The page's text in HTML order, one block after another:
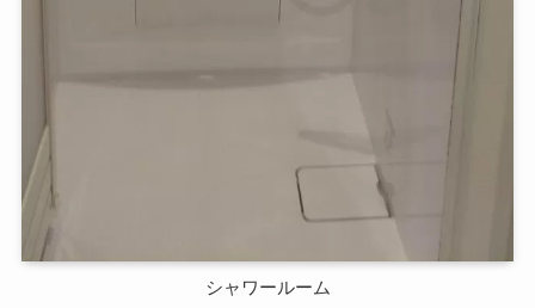
シャワールーム